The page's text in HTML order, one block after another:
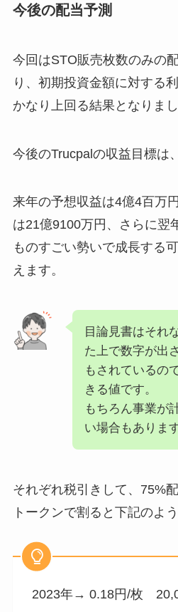
今後の配当予測
今回はSTO販売枚数のみの
り、初期投資金額に対する
かなり上回る結果となりまし
今後のTrucpalの収益目標は
来年の予想収益は4億4百万
は21億9100万円、さらに翌
ものすごい勢いで成長する
えます。
目論見書はそれ
た上で数字が出
もされているの
きる値です。
もちろん事業が
い場合もありま
それぞれ税引きして、75%
トークンで割ると下記のよ
2023年→ 0.18円/枚